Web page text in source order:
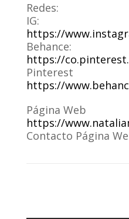
Redes:
IG:
https://
Behance:
https://
Pinterest
https://
Página Web
https://
Contacto Página